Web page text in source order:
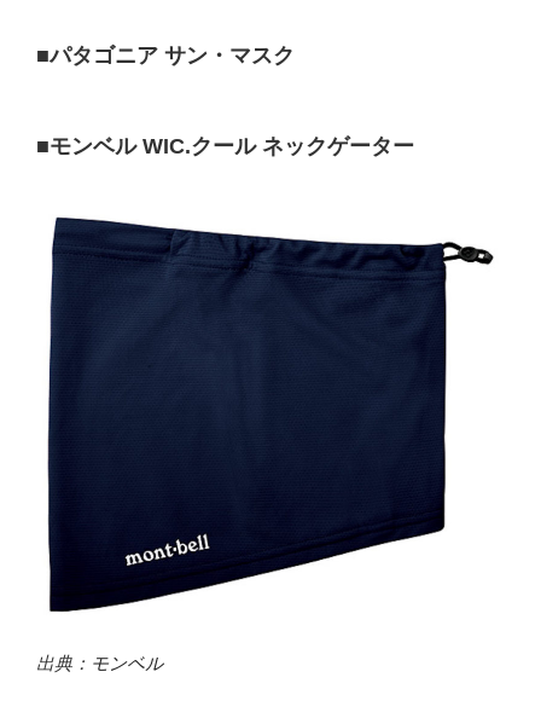
■パタゴニア サン・マスク
■モンベル WIC.クール ネックゲーター
出典： モンベル